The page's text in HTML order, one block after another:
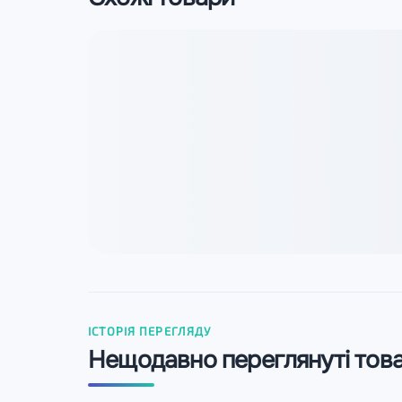
ІСТОРІЯ ПЕРЕГЛЯДУ
Нещодавно переглянуті